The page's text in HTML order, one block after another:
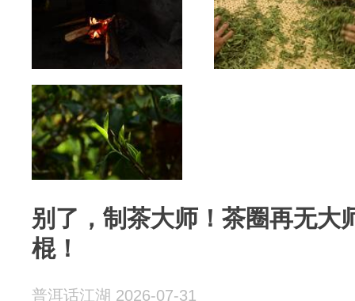
别了，制茶大师！茶圈再无大
棍！
普洱话江湖 2026-07-31